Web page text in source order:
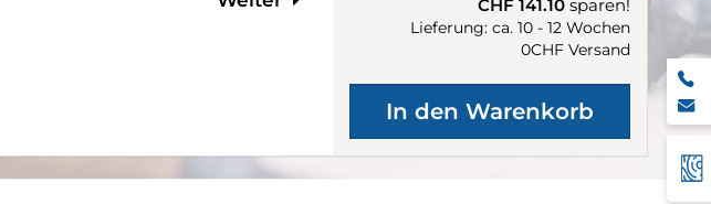
CHF 141.10 sparen!
Lieferung: ca. 10 - 12 Wochen
0CHF Versand